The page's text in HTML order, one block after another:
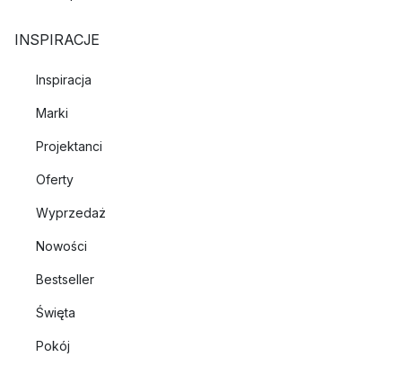
INSPIRACJE
Inspiracja
Marki
Projektanci
Oferty
Wyprzedaż
Nowości
Bestseller
Święta
Pokój